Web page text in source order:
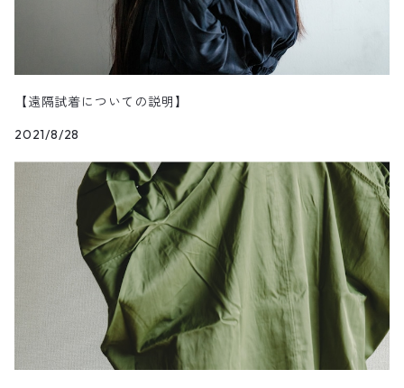
【遠隔試着についての説明】
2021/8/28